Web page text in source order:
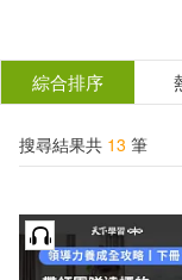
結
篩
分類 (單選)
所有商品(13)
綜合排序
搜尋結果共 13 筆